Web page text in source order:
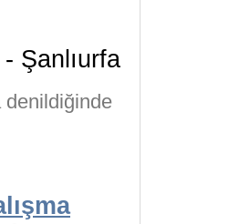
Şanlıurfa
denildiğinde